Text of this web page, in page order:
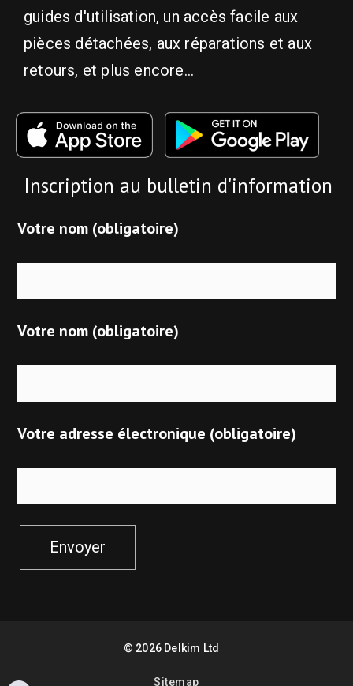
guides d'utilisation, un accès facile aux
pièces détachées, aux réparations et aux
retours, et plus encore...
Inscription au bulletin d'information
Votre nom (obligatoire)
Votre nom (obligatoire)
Votre adresse électronique (obligatoire)
Envoyer
© 2026 Delkim Ltd
Sitemap